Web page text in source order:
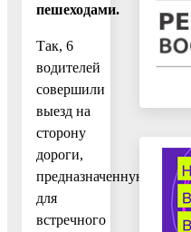
пешеходами.
Так, 6
водителей
совершили
выезд на
сторону
дороги,
предназначенную
для
встречного